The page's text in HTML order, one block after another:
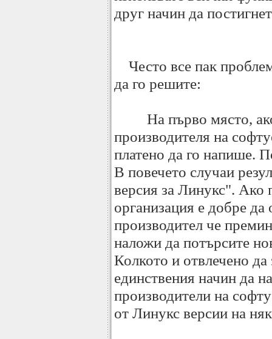
друг начин да
Често все пак
да го решите:
На първо място, ако
производителя на
платено да го напише.
В повечето случаи
версия за Линукс". Ако
организация е добре
производител че
наложи да потърсите
Колкото и отвлечено да
единствения начин да
производители на
от Линукс версии на